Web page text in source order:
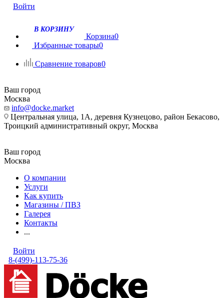
Войти
В КОРЗИНУ
Корзина0
Избранные товары0
Сравнение товаров0
Ваш город
Москва
info@docke.market
Центральная улица, 1А, деревня Кузнецово, район Бекасово,
Троицкий административный округ, Москва
Ваш город
Москва
О компании
Услуги
Как купить
Магазины / ПВЗ
Галерея
Контакты
...
Войти
8-(499)-113-75-36